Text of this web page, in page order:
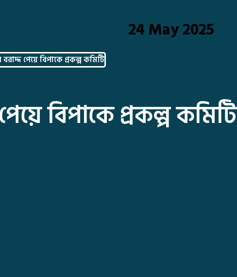
24 May 2025
বিপাকে প্রকল্প কমিটি